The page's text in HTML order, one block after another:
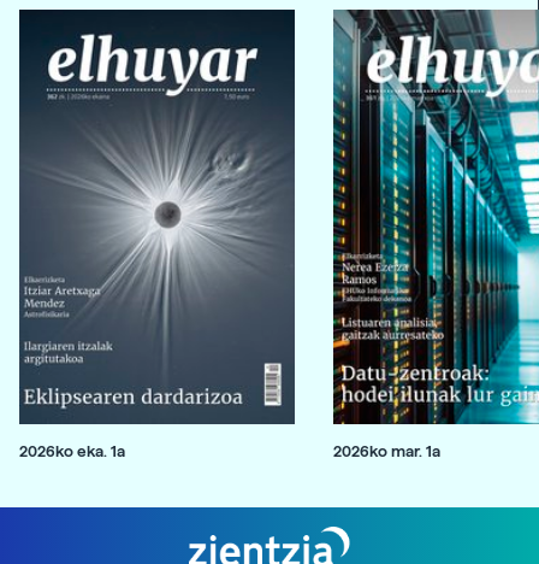
2026ko eka. 1a 2026ko mar. 1a